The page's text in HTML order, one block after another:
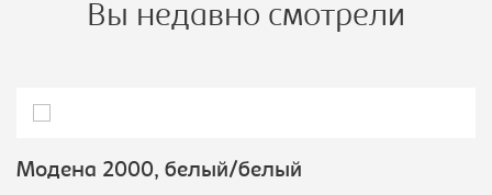
Вы недавно смотрели
Модена 2000, белый/белый